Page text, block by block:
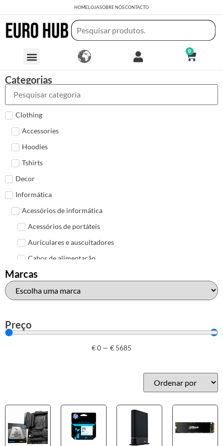
HOMELOJASOBRE NÓSCONTACTO
0
Categorias
Clothing
Accessories
Hoodies
Tshirts
Decor
Informática
Acessórios de informática
Acessórios de portáteis
Auriculares e auscultadores
Cabos de alimentação
Colunas de Som
Hubs
Mais acessórios USB
HP
Outros acessórios de informática
Marcas
Preço
€0 — € 5685